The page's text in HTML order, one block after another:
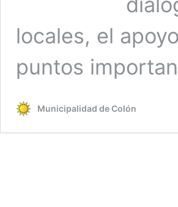
locales, el
puntos
Municipalidad de Colón